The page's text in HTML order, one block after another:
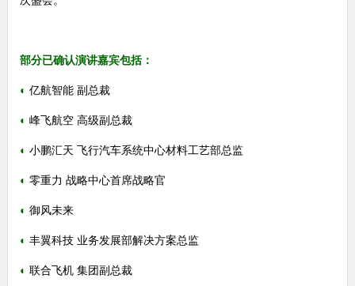
部分已确认演讲嘉宾包括：
◐ 亿航智能 副总裁
◐ 峰飞航空 高级副总裁
◐ 小鹏汇天 飞行汽车系统中心材料工艺部总监
◐ 零重力 战略中心首席战略官
◐ 御风未来
◐ 丰翼科技 业务发展部解决方案总监
◐ 联合飞机 集团副总裁